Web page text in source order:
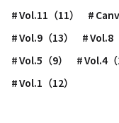
Vol.11（11）
Vol.9（13）
Vol.8
Vol.5（9）
Vol.4（
Vol.1（12）